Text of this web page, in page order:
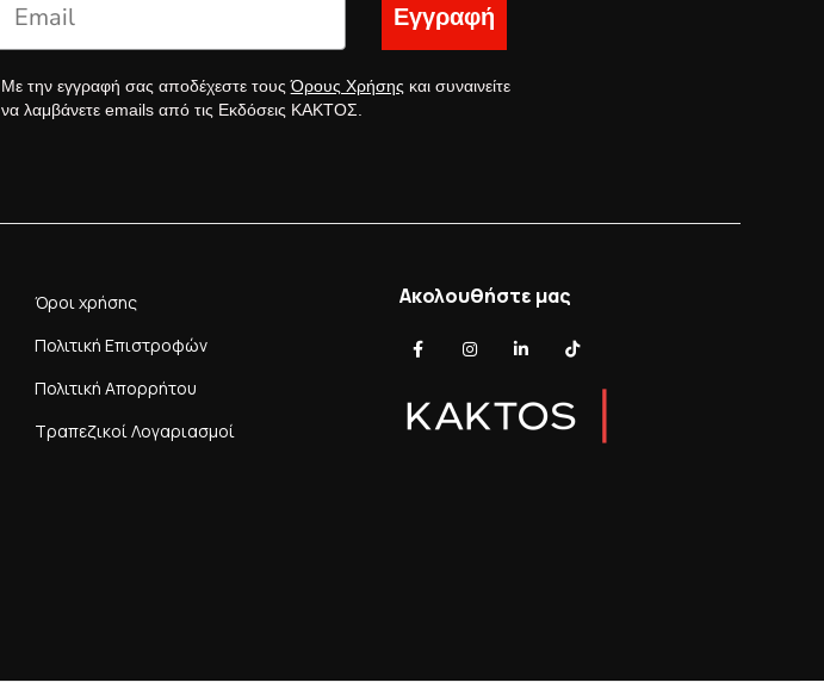
Εγγραφή
Με την εγγραφή σας αποδέχεστε τουςΌρους Χρήσης και συναινείτε
να λαμβάνετε emails από τις Εκδόσεις ΚΑΚΤΟΣ.
Όροι χρήσης
Πολιτική Επιστροφών
Πολιτική Απορρήτου
Τραπεζικοί Λογαριασμοί
Ακολουθήστε μας